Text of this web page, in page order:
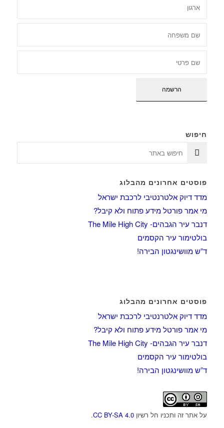
חיפוש
פוסטים אחרונים מהבלוג
מדד דיוק אלטרנטיבי לרכבת ישראל
מי אמר פורטל מידע פתוח ולא קיבל?
דנבר עיר הגבהים- The Mile High City
בולטימור עיר הקסמים
ד”ש מוושינגטון הבירה!
פוסטים אחרונים מהבלוג
מדד דיוק אלטרנטיבי לרכבת ישראל
מי אמר פורטל מידע פתוח ולא קיבל?
דנבר עיר הגבהים- The Mile High City
בולטימור עיר הקסמים
ד”ש מוושינגטון הבירה!
על אתר זה ותכניו חל רשיון CC BY-SA 4.0
.